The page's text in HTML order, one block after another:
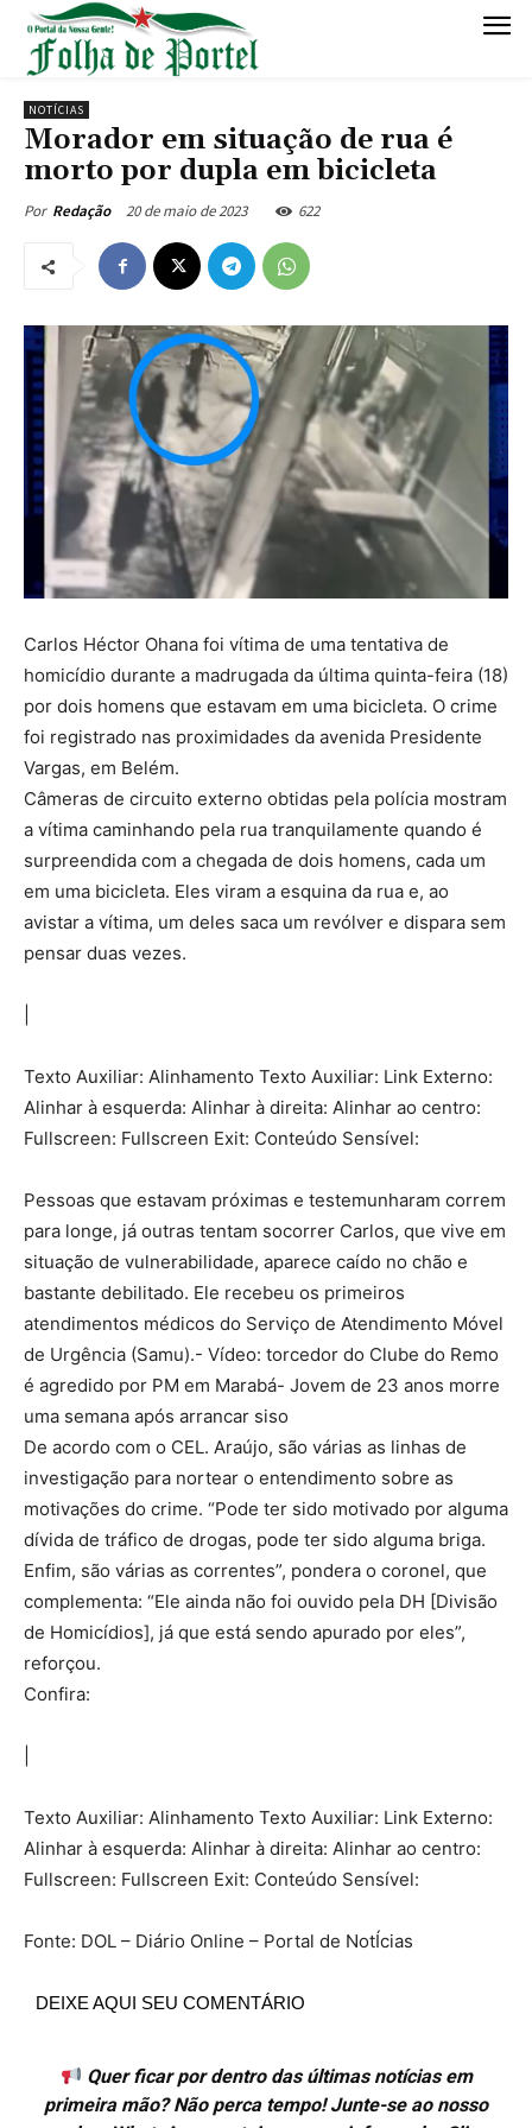
NOTÍCIAS
Morador em situação de rua é
morto por dupla em bicicleta
Por Redação 20 de maio de 2023 622
Carlos Héctor Ohana foi vítima de uma tentativa de
homicídio durante a madrugada da última quinta-feira (18)
por dois homens que estavam em uma bicicleta. O crime
foi registrado nas proximidades da avenida Presidente
Vargas, em Belém.
Câmeras de circuito externo obtidas pela polícia mostram
a vítima caminhando pela rua tranquilamente quando é
surpreendida com a chegada de dois homens, cada um
em uma bicicleta. Eles viram a esquina da rua e, ao
avistar a vítima, um deles saca um revólver e dispara sem
pensar duas vezes.
Texto Auxiliar: Alinhamento Texto Auxiliar: Link Externo:
Alinhar à esquerda: Alinhar à direita: Alinhar ao centro:
Fullscreen: Fullscreen Exit: Conteúdo Sensível:
Pessoas que estavam próximas e testemunharam correm
para longe, já outras tentam socorrer Carlos, que vive em
situação de vulnerabilidade, aparece caído no chão e
bastante debilitado. Ele recebeu os primeiros
atendimentos médicos do Serviço de Atendimento Móvel
de Urgência (Samu).- Vídeo: torcedor do Clube do Remo
é agredido por PM em Marabá- Jovem de 23 anos morre
uma semana após arrancar siso
De acordo com o CEL. Araújo, são várias as linhas de
investigação para nortear o entendimento sobre as
motivações do crime. “Pode ter sido motivado por alguma
dívida de tráfico de drogas, pode ter sido alguma briga.
Enfim, são várias as correntes”, pondera o coronel, que
complementa: “Ele ainda não foi ouvido pela DH [Divisão
de Homicídios], já que está sendo apurado por eles”,
reforçou.
Confira:
Texto Auxiliar: Alinhamento Texto Auxiliar: Link Externo:
Alinhar à esquerda: Alinhar à direita: Alinhar ao centro:
Fullscreen: Fullscreen Exit: Conteúdo Sensível:
Fonte: DOL – Diário Online – Portal de NotÍcias
DEIXE AQUI SEU COMENTÁRIO
Quer ficar por dentro das últimas notícias em
primeira mão? Não perca tempo! Junte-se ao nosso